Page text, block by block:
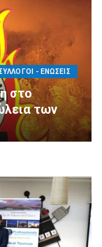
ΠΟΛΙΤΙΣΜΟΣ
στον